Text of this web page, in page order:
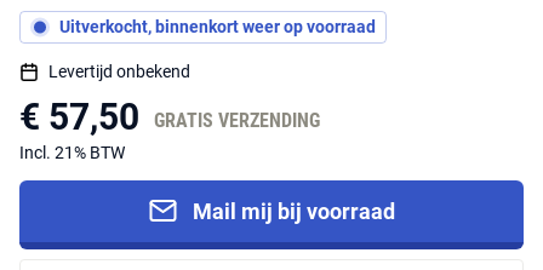
Uitverkocht, binnenkort weer op voorraad
Levertijd onbekend
€ 57,50 GRATIS VERZENDING
Incl. 21% BTW
Mail mij bij voorraad